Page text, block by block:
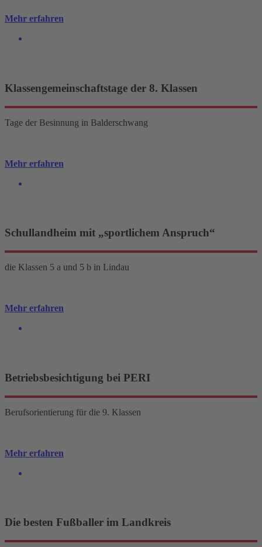
Mehr erfahren
Klassengemeinschaftstage der 8. Klassen
Tage der Besinnung in Balderschwang
Mehr erfahren
Schullandheim mit „sportlichem Anspruch“
die Klassen 5 a und 5 b in Lindau
Mehr erfahren
Betriebsbesichtigung bei PERI
Berufsorientierung für die 9. Klassen
Mehr erfahren
Die besten Fußballer im Landkreis